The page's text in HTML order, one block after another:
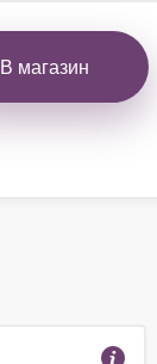
В магазин